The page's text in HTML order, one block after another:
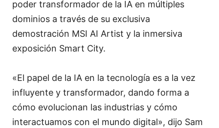
poder transformador de la IA en múltiples
dominios a través de su exclusiva
demostración MSI AI Artist y la inmersiva
exposición Smart City.
«El papel de la IA en la tecnología es a la vez
influyente y transformador, dando forma a
cómo evolucionan las industrias y cómo
interactuamos con el mundo digital», dijo Sam